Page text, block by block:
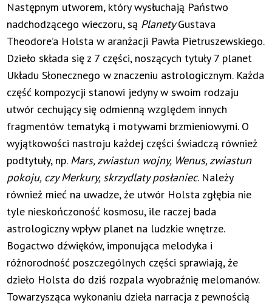
Następnym utworem, który wysłuchają Państwo
nadchodzącego wieczoru, są PlanetyGustava
Theodore’a Holsta w aranżacji Pawła Pietruszewskiego.
Dzieło składa się z 7 części, noszących tytuły 7 planet
Układu Słonecznego w znaczeniu astrologicznym. Każda
część kompozycji stanowi jedyny w swoim rodzaju
utwór cechujący się odmienną względem innych
fragmentów tematyką i motywami brzmieniowymi. O
wyjątkowości nastroju każdej części świadczą również
podtytuły, np. Mars, zwiastun wojny, Wenus, zwiastun
pokoju, czy Merkury, skrzydlaty posłaniec. Należy
również mieć na uwadze, że utwór Holsta zgłębia nie
tyle nieskończoność kosmosu, ile raczej bada
astrologiczny wpływ planet na ludzkie wnętrze.
Bogactwo dźwięków, imponująca melodyka i
różnorodność poszczególnych części sprawiają, że
dzieło Holsta do dziś rozpala wyobraźnię melomanów.
Towarzysząca wykonaniu dzieła narracja z pewnością